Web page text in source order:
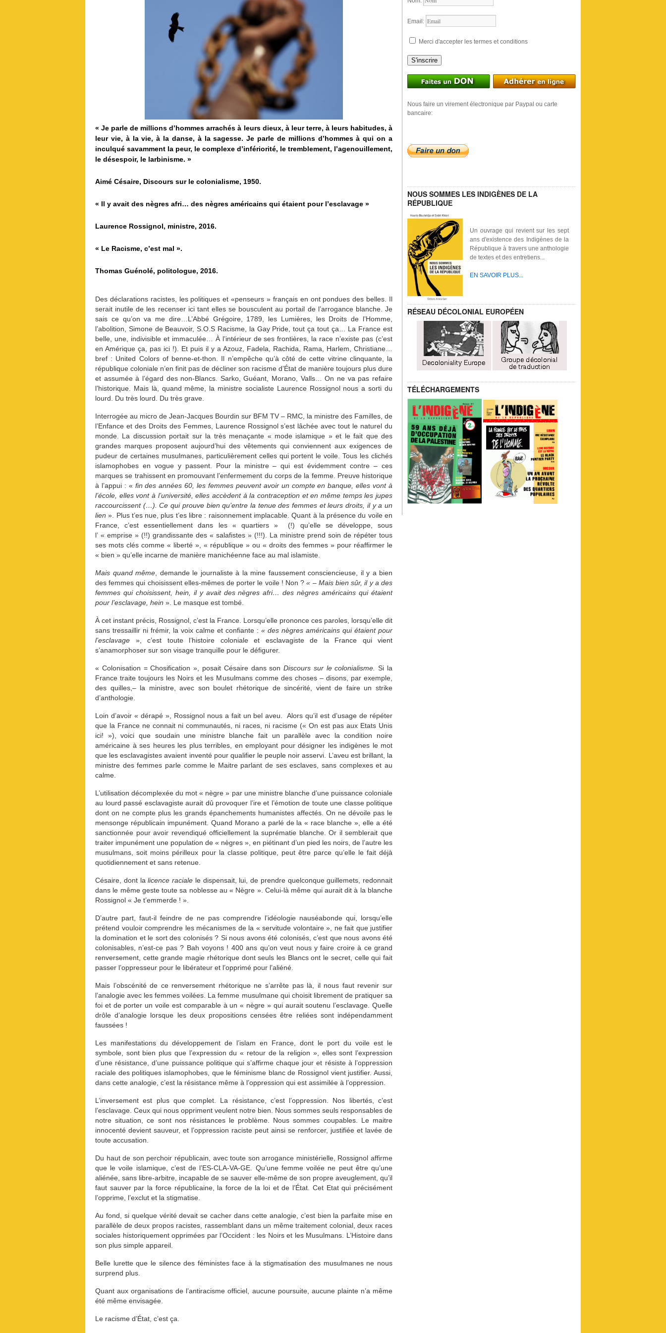
« Je parle de millions d’hommes arrachés à leurs dieux, à leur terre, à leurs habitudes, à
leur vie, à la vie, à la danse, à la sagesse. Je parle de millions d’hommes à qui on a
inculqué savamment la peur, le complexe d’infériorité, le tremblement, l’agenouillement,
le désespoir, le larbinisme. »
Aimé Césaire, Discours sur le colonialisme, 1950.
« Il y avait des nègres afri… des nègres américains qui étaient pour l’esclavage »
Laurence Rossignol, ministre, 2016.
« Le Racisme, c’est mal ».
Thomas Guénolé, politologue, 2016.
Des déclarations racistes, les politiques et «penseurs » français en ont pondues des belles. Il
serait inutile de les recenser ici tant elles se bousculent au portail de l’arrogance blanche. Je
sais ce qu’on va me dire…L’Abbé Grégoire, 1789, les Lumières, les Droits de l’Homme,
l’abolition, Simone de Beauvoir, S.O.S Racisme, la Gay Pride, tout ça tout ça… La France est
belle, une, indivisible et immaculée… À l’intérieur de ses frontières, la race n’existe pas (c’est
en Amérique ça, pas ici !). Et puis il y a Azouz, Fadela, Rachida, Rama, Harlem, Christiane…
bref : United Colors of benne-et-thon. Il n’empêche qu’à côté de cette vitrine clinquante, la
république coloniale n’en finit pas de décliner son racisme d’État de manière toujours plus dure
et assumée à l’égard des non-Blancs. Sarko, Guéant, Morano, Valls… On ne va pas refaire
l’historique. Mais là, quand même, la ministre socialiste Laurence Rossignol nous a sorti du
lourd. Du très lourd. Du très grave.
Interrogée au micro de Jean-Jacques Bourdin sur BFM TV – RMC, la ministre des Familles, de
l’Enfance et des Droits des Femmes, Laurence Rossignol s’est lâchée avec tout le naturel du
monde. La discussion portait sur la très menaçante « mode islamique » et le fait que des
grandes marques proposent aujourd’hui des vêtements qui conviennent aux exigences de
pudeur de certaines musulmanes, particulièrement celles qui portent le voile. Tous les clichés
islamophobes en vogue y passent. Pour la ministre – qui est évidemment contre – ces
marques se trahissent en promouvant l’enfermement du corps de la femme. Preuve historique
à l’appui : « fin des années 60, les femmes peuvent avoir un compte en banque, elles vont à
l’école, elles vont à l’université, elles accèdent à la contraception et en même temps les jupes
raccourcissent (…). Ce qui prouve bien qu’entre la tenue des femmes et leurs droits, il y a un
lien». Plus t’es nue, plus t’es libre : raisonnement implacable. Quant à la présence du voile en
France, c’est essentiellement dans les « quartiers » (!) qu’elle se développe, sous
l’ « emprise » (!!) grandissante des « salafistes » (!!!). La ministre prend soin de répéter tous
ses mots clés comme « liberté », « république » ou « droits des femmes » pour réaffirmer le
« bien » qu’elle incarne de manière manichéenne face au mal islamiste.
Mais quand même , demande le journaliste à la mine faussement consciencieuse, il y a bien
des femmes qui choisissent elles-mêmes de porter le voile ! Non ?« – Mais bien sûr, il y a des
femmes qui choisissent, hein, il y avait des nègres afri… des nègres américains qui étaient
pour l’esclavage, hein ». Le masque est tombé.
À cet instant précis, Rossignol, c’est la France. Lorsqu’elle prononce ces paroles, lorsqu’elle dit
sans tressaillir ni frémir, la voix calme et confiante : « des nègres américains qui étaient pour
l’esclavage », c’est toute l’histoire coloniale et esclavagiste de la France qui vient
s’anamorphoser sur son visage tranquille pour le défigurer.
« Colonisation = Chosification », posait Césaire dans sonDiscours sur le colonialisme.
Si la
France traite toujours les Noirs et les Musulmans comme des choses – disons, par exemple,
des quilles,– la ministre, avec son boulet rhétorique de sincérité, vient de faire un strike
d’anthologie.
Loin d’avoir « dérapé », Rossignol nous a fait un bel aveu. Alors qu’il est d’usage de répéter
que la France ne connait ni communautés, ni races, ni racisme (« On est pas aux Etats Unis
ici! »), voici que soudain une ministre blanche fait un parallèle avec la condition noire
américaine à ses heures les plus terribles, en employant pour désigner les indigènes le mot
que les esclavagistes avaient inventé pour qualifier le peuple noir asservi. L’aveu est brillant, la
ministre des femmes parle comme le Maitre parlant de ses esclaves, sans complexes et au
calme.
L’utilisation décomplexée du mot « nègre » par une ministre blanche d’une puissance coloniale
au lourd passé esclavagiste aurait dû provoquer l’ire et l’émotion de toute une classe politique
dont on ne compte plus les grands épanchements humanistes affectés. On ne dévoile pas le
mensonge républicain impunément. Quand Morano a parlé de la « race blanche », elle a été
sanctionnée pour avoir revendiqué officiellement la suprématie blanche. Or il semblerait que
traiter impunément une population de « nègres », en piétinant d’un pied les noirs, de l’autre les
musulmans, soit moins périlleux pour la classe politique, peut être parce qu’elle le fait déjà
quotidiennement et sans retenue.
Césaire, dont lalicence raciale le dispensait, lui, de prendre quelconque guillemets, redonnait
dans le même geste toute sa noblesse au « Nègre ». Celui-là même qui aurait dit à la blanche
Rossignol « Je t’emmerde ! ».
D’autre part, faut-il feindre de ne pas comprendre l’idéologie nauséabonde qui, lorsqu’elle
prétend vouloir comprendre les mécanismes de la « servitude volontaire », ne fait que justifier
la domination et le sort des colonisés ? Si nous avons été colonisés, c’est que nous avons été
colonisables, n’est-ce pas ? Bah voyons ! 400 ans qu’on veut nous y faire croire à ce grand
renversement, cette grande magie rhétorique dont seuls les Blancs ont le secret, celle qui fait
passer l’oppresseur pour le libérateur et l’opprimé pour l’aliéné.
Mais l’obscénité de ce renversement rhétorique ne s’arrête pas là, il nous faut revenir sur
l’analogie avec les femmes voilées. La femme musulmane qui choisit librement de pratiquer sa
foi et de porter un voile est comparable à un « nègre » qui aurait soutenu l’esclavage. Quelle
drôle d’analogie lorsque les deux propositions censées être reliées sont indépendamment
faussées !
Les manifestations du développement de l’islam en France, dont le port du voile est le
symbole, sont bien plus que l’expression du « retour de la religion », elles sont l’expression
d’une résistance, d’une puissance politique qui s’affirme chaque jour et résiste à l’oppression
raciale des politiques islamophobes, que le féminisme blanc de Rossignol vient justifier. Aussi,
dans cette analogie, c’est la résistance même à l’oppression qui est assimilée à l’oppression.
L’inversement est plus que complet. La résistance, c’est l’oppression. Nos libertés, c’est
l’esclavage. Ceux qui nous oppriment veulent notre bien. Nous sommes seuls responsables de
notre situation, ce sont nos résistances le problème. Nous sommes coupables. Le maitre
innocenté devient sauveur, et l’oppression raciste peut ainsi se renforcer, justifiée et lavée de
toute accusation.
Du haut de son perchoir républicain, avec toute son arrogance ministérielle, Rossignol affirme
que le voile islamique, c’est de l’ES-CLA-VA-GE. Qu’une femme voilée ne peut être qu’une
aliénée, sans libre-arbitre, incapable de se sauver elle-même de son propre aveuglement, qu’il
faut sauver par la force républicaine, la force de la loi et de l’État. Cet Etat qui précisément
l’opprime, l’exclut et la stigmatise.
Au fond, si quelque vérité devait se cacher dans cette analogie, c’est bien la parfaite mise en
parallèle de deux propos racistes, rassemblant dans un même traitement colonial, deux races
sociales historiquement opprimées par l’Occident : les Noirs et les Musulmans. L’Histoire dans
son plus simple appareil.
Belle lurette que le silence des féministes face à la stigmatisation des musulmanes ne nous
surprend plus.
Quant aux organisations de l’antiracisme officiel, aucune poursuite, aucune plainte n’a même
été même envisagée.
Le racisme d’État, c’est ça.
Email:
Merci d'accepter les termes et conditions
S'inscrire
Nous faire un virement électronique par Paypal ou carte
bancaire:
NOUS SOMMES LES INDIGÈNES DE LA
RÉPUBLIQUE
Un ouvrage qui revient sur les sept
ans d'existence des Indigènes de la
République à travers une anthologie
de textes et des entretiens...
EN SAVOIR PLUS...
RÉSEAU DÉCOLONIAL EUROPÉEN
TÉLÉCHARGEMENTS